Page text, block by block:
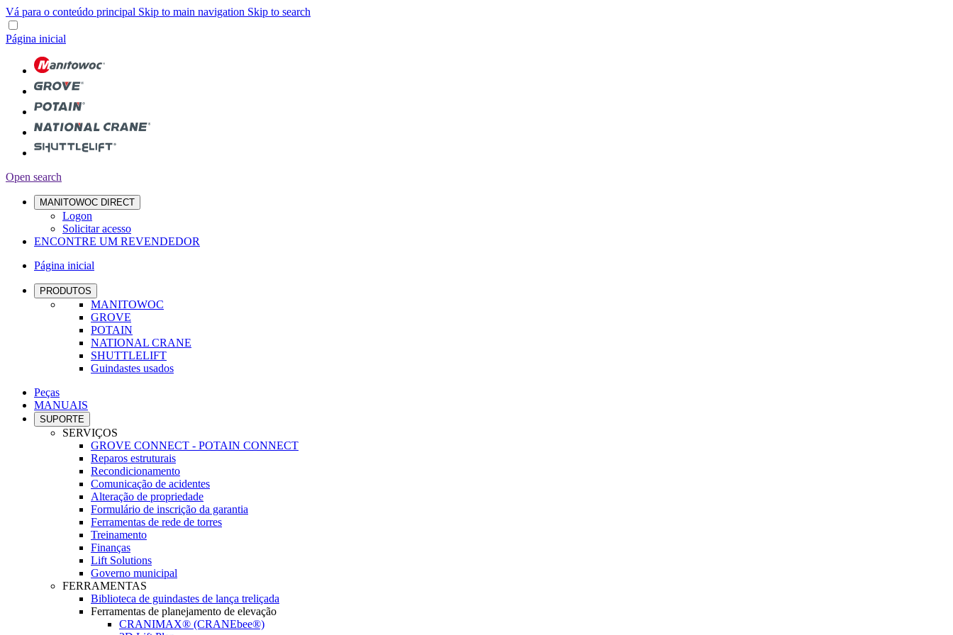
Vá para o conteúdo principal Skip to main navigation Skip to search
Página inicial
Open search
MANITOWOC DIRECT
Logon
Solicitar acesso
ENCONTRE UM REVENDEDOR
Página inicial
PRODUTOS
MANITOWOC
GROVE
POTAIN
NATIONAL CRANE
SHUTTLELIFT
Guindastes usados
Peças
MANUAIS
SUPORTE
SERVIÇOS
GROVE CONNECT - POTAIN CONNECT
Reparos estruturais
Recondicionamento
Comunicação de acidentes
Alteração de propriedade
Formulário de inscrição da garantia
Ferramentas de rede de torres
Treinamento
Finanças
Lift Solutions
Governo municipal
FERRAMENTAS
Biblioteca de guindastes de lança treliçada
Ferramentas de planejamento de elevação
CRANIMAX® (CRANEbee®)